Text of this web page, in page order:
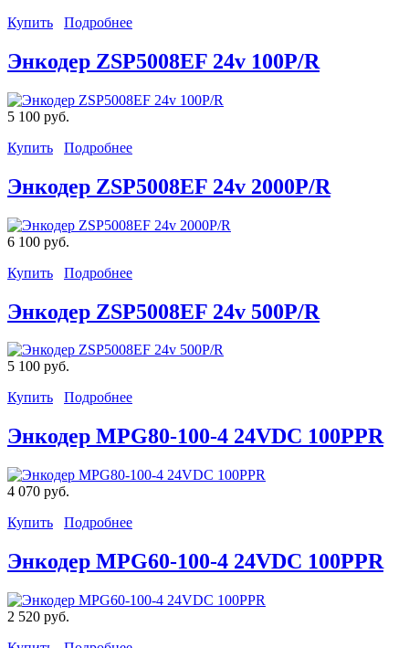
Купить
Подробнее
Энкодер ZSP5008EF 24v 100P/R
5 100 руб.
Купить
Подробнее
Энкодер ZSP5008EF 24v 2000P/R
6 100 руб.
Купить
Подробнее
Энкодер ZSP5008EF 24v 500P/R
5 100 руб.
Купить
Подробнее
Энкодер MPG80-100-4 24VDC 100PPR
4 070 руб.
Купить
Подробнее
Энкодер MPG60-100-4 24VDC 100PPR
2 520 руб.